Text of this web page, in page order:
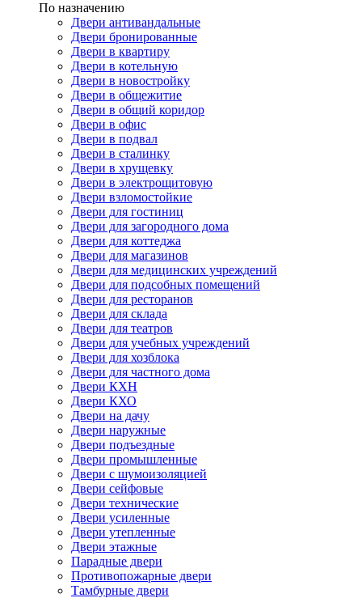
По назначению
Двери антивандальные
Двери бронированные
Двери в квартиру
Двери в котельную
Двери в новостройку
Двери в общежитие
Двери в общий коридор
Двери в офис
Двери в подвал
Двери в сталинку
Двери в хрущевку
Двери в электрощитовую
Двери взломостойкие
Двери для гостиниц
Двери для загородного дома
Двери для коттеджа
Двери для магазинов
Двери для медицинских учреждений
Двери для подсобных помещений
Двери для ресторанов
Двери для склада
Двери для театров
Двери для учебных учреждений
Двери для хозблока
Двери для частного дома
Двери КХН
Двери КХО
Двери на дачу
Двери наружные
Двери подъездные
Двери промышленные
Двери с шумоизоляцией
Двери сейфовые
Двери технические
Двери усиленные
Двери утепленные
Двери этажные
Парадные двери
Противопожарные двери
Тамбурные двери